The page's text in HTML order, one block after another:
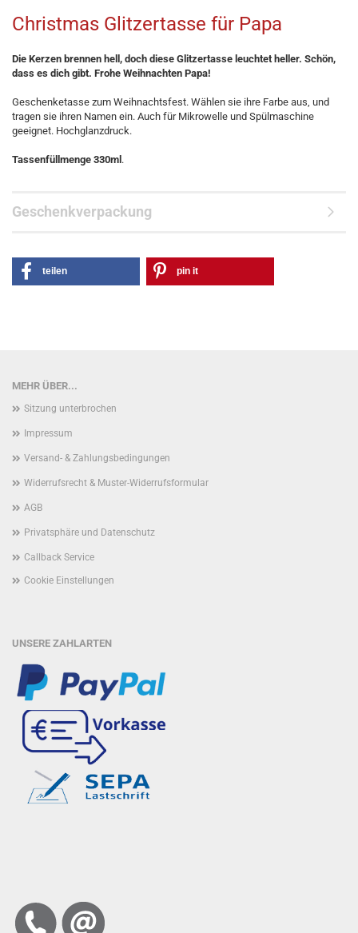
Christmas Glitzertasse für Papa
Die Kerzen brennen hell, doch diese Glitzertasse leuchtet heller. Schön,
dass es dich gibt. Frohe Weihnachten Papa!
Geschenketasse zum Weihnachtsfest. Wählen sie ihre Farbe aus, und
tragen sie ihren Namen ein. Auch für Mikrowelle und Spülmaschine
geeignet. Hochglanzdruck.
Tassenfüllmenge 330ml .
Geschenkverpackung
teilen pin it
MEHR ÜBER...
Sitzung unterbrochen
Impressum
Versand- & Zahlungsbedingungen
Widerrufsrecht & Muster-Widerrufsformular
AGB
Privatsphäre und Datenschutz
Callback Service
Cookie Einstellungen
UNSERE ZAHLARTEN